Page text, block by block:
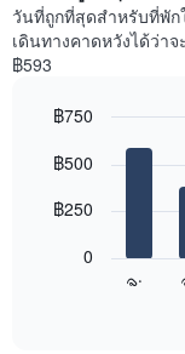
ราคา
เฉลี่ย
ของ
ห้อง
ใน
เดือน
วันที่ถูกที่สุดสำหรับที่พั
เดินทางคาดหวังได้ว่า
฿593
chart
bars.
แผนภูมิ
graphic.
จ.
0
฿250
฿500
฿750